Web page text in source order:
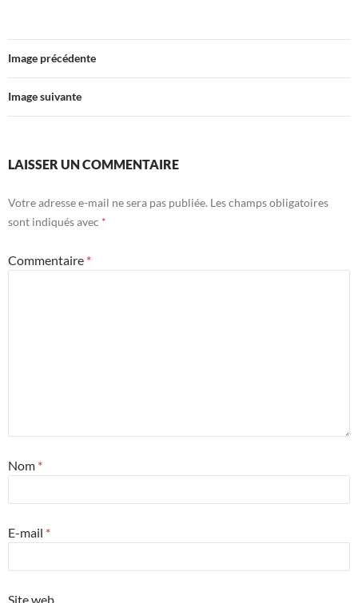
Image précédente
Image suivante
LAISSER UN COMMENTAIRE
Votre adresse e-mail ne sera pas publiée. Les champs obligatoires
sont indiqués avec *
Commentaire *
Nom *
E-mail *
Site web